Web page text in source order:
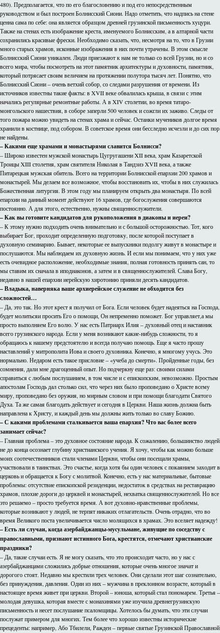
480). Предполагается, что по его благословению и под его непосредственным
руководством и был построен Болнисский Сиони. Надо отметить, что надпись на стене
ценна сама по себе: она является образцом древней грузинской письменность хуцури.
Также на стенах есть изображение креста, именуемого Болнисским, а в алтарной части
сохранились красивые фрески. Необходимо сказать, что, несмотря на то, что в Грузии
много старых храмов, исконные изображения в них почти утрачены. В этом смысле
Болнисский Сиони уникален. Люди приезжают к нам не только со всей Грузии, но и со
всего мира, чтобы посмотреть на этот памятник архитектуры и духовности, памятник,
который потрясает своим величием на протяжении полутора тысяч лет. Понятно, что
Болнисский Сиони – очень ветхий собор, со следами разрушения от времени. Из
источников известны такие факты: в XVII веке обвалилась крыша, в связи с этим
начались регулярные ремонтные работы. А в XIV столетии, во время татаро-
монгольского нашествия, в соборе заперли 500 человек и сожгли их заживо. Следы от
того пожара можно увидеть на стенах храма и сейчас. Останки мучеников долгое время
хранили в костнице, под собором. В советское время они бесследно исчезли и до сих пор
не найдены.
– Какими еще храмами и монастырями славится Болнисси?
– Широко известен мужской монастырь Цугругашени XII века, храм Казаретской
Троицы XIII столетия, храм святителя Николая в Тандзиэ XVII века, а также
Питарецкая мужская обитель. Всего на территории Болнисской епархии 200 храмов и
монастырей. Мы делаем все возможное, чтобы восстановить их, чтобы в них служилась
Божественная литургия. В этом году мы планируем открыть два монастыря. По всей
епархии на данный момент действуют 16 храмов, где богослужения совершаются
постоянно. А для этого, естественно, нужны священнослужители.
– Как вы готовите кандидатов для рукоположения в диаконы и иереи?
– К этому нужно подходить очень внимательно и с большой осторожностью. Тот, кого
выбирает Бог, проходит определенную подготовку, после которой поступает в
духовную семинарию. Бывает, некоторые ее выпускники подолгу живут в монастыре и
послушаются. Мы наблюдаем их духовную жизнь. И если мы понимаем, что у них уже
есть очевидное расположение, необходимые знания, полная готовность принять сан, то
мы ставим их сначала в иподиаконов, а затем и в священнослужителей. Слава Богу,
недавно в нашей епархии иерейскую хиротонию приняли десять кандидатов.
– Владыка, наверняка ваше архиерейское служение не обходится без
сложностей…
– Да, это так. Но этот крест я получил от Бога. Если человек будет надеяться на Господа,
будет молитьсяи просить Его о помощи, Он непременно поможет. Бог управляет,а мы
просто выполняем Его волю. У нас есть Патриарх Илия – духовный отец и наставник
всего грузинского народа. Если у меня возникают какие-нибудь сложности, то я
обращаюсь к нашему предстоятелю и всегда получаю помощь. Еще я часто прошу
наставлений у митрополита Иова и своего духовника. Конечно, я многому учусь. Это
нормально. Недаром есть такое присловие – «учеба до смерти». Пройденные годы, без
сомнения, дали мне драгоценный опыт. Но подчеркну еще раз: своими силами
справиться с любым послушанием, в том числе и с епископским, невозможно. Простым
апостолам Господь дал столько сил, что через них было проповедано о Христе всему
миру, проповедано без оружия, но мирным словом и при помощи благодати Святого
Духа. Та же самая благодать действует и сегодня в Церкви. Наша жизнь должна быть
направлена к Христу, и каждый день мы должны жить только во славу Божию.
– С какими проблемами сталкивается ваша епархия? Что вас более всего
занимает сейчас?
– Главная проблема – это духовное состояние народа. К сожалению, большинство людей
не до конца осознает глубину христианского учения. Я хочу, чтобы как можно больше
моих соотечественников стали членами Церкви, чтобы они посещали храмы,
участвовали в таинствах. Это счастье, когда хотя бы один человек с покаянием заходит в
церковь и обращается к Богу с молитвой. Конечно, есть у нас материальные, бытовые
проблемы: отсутствие епископской резиденции, недостаток в средствах на реставрацию
храмов, плохие дороги до церквей и монастырей, нехватка священнослужителей. Но все
это решаемо – просто требуется время. А вот духовно-нравственные проблемы,
которые возникают у людей, не терпят никаких отлагательств. Очень отрадно, что во
время Великого поста увеличивается число молящихся в храмах. Это вселяет надежду!
– Есть ли случаи, когда азербайджанцы-мусульмане, живущие по соседству с
православными, признают истинного Бога, крестятся, отмечают христианские
праздники?
– Да, такие случаи есть. Я не могу сказать, что это происходит часто, но у нас с
азербайджанцами сложились добрые отношения, которые очень многое значат и
дорогого стоят. Недавно мы крестили трех человек. Они сделали этот шаг сознательно,
без принуждения, давления. Один из них – мужчина в преклонном возрасте, который в
настоящее время живет при церкви. Второй – юноша, который стал пономарем. Третья –
молодая девушка, которая вместе с монахинями уже изучила древнегрузинскую
письменность и несет послушание псаломщицы. Хотелось бы думать, что эти случаи
послужат примером для многих. Тем более что хорошо известны исторические
прецеденты: например, Або Тбилели, Ражден – первые святые Грузинской Православной